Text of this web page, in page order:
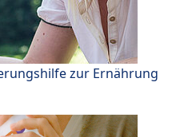
zur Ernährung